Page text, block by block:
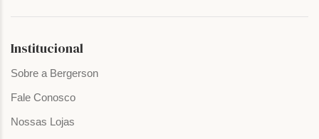
Institucional
Sobre a Bergerson
Fale Conosco
Nossas Lojas